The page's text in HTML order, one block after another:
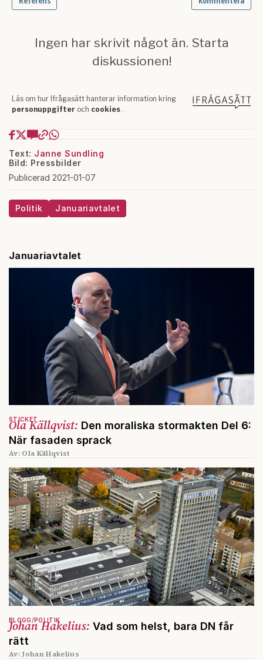
Text: Janne Sundling
Bild: Pressbilder
Publicerad 2021-01-07
Politik Januariavtalet
Januariavtalet
Ola Källqvist: Den moraliska stormakten Del 6:
När fasaden sprack
STICKET
Av: Ola Källqvist
Johan Hakelius: Vad som helst, bara DN får
rätt
BLOGG POLITIK
Av: Johan Hakelius